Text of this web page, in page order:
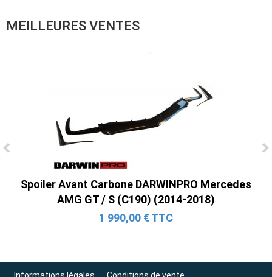
Ligne Cat-Back Active 4 Sorties avec
Tube en H pour Ford Mustang GT & V6
(2015-2023)
2 690,00 € TTC
MEILLEURES VENTES
Spoiler Avant Carbone DARWINPRO Mercedes
AMG GT / S (C190) (2014-2018)
1 990,00 € TTC